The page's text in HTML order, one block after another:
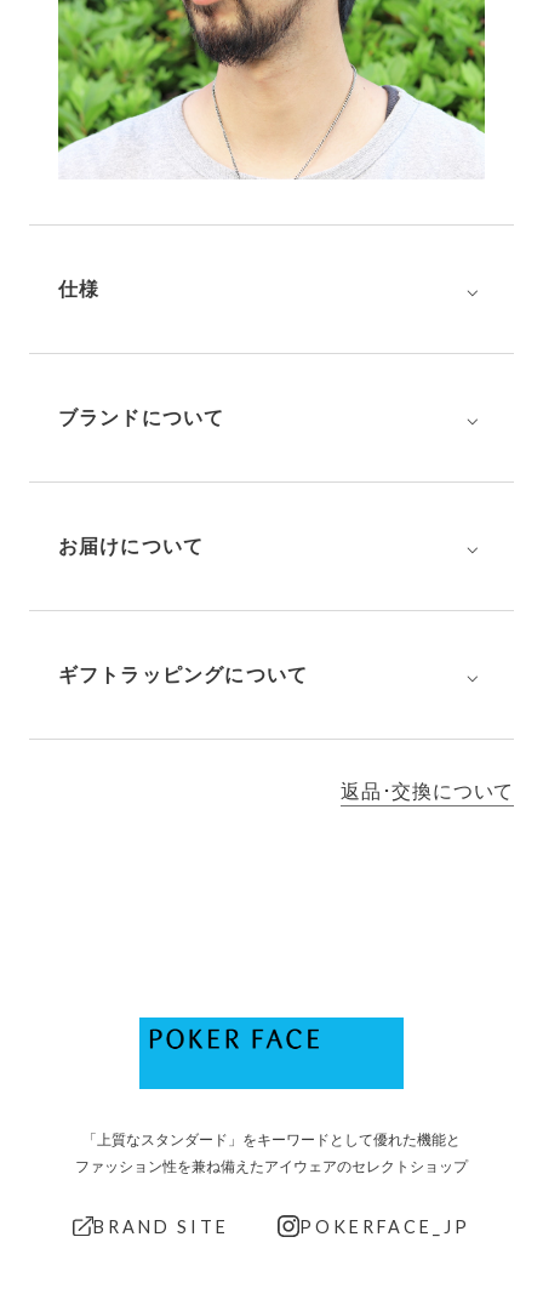
仕様 ⌵
ブランドについて ⌵
お届けについて ⌵
ギフトラッピングについて ⌵
返品･交換について
「上質なスタンダード」をキーワードとして優れた機能と
ファッション性を兼ね備えたアイウェアのセレクトショップ
BRAND SITE POKERFACE_JP